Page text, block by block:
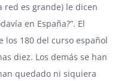
red es grande) le dicen
en España?”. El
los 180 del curso español
diez. Los demás se han
quedado ni siquiera